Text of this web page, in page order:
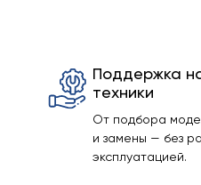
Поддержка
техники
От подбора
и замены — без
эксплуатацией.